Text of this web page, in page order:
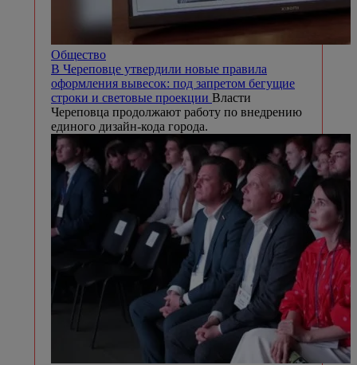
Общество
В Череповце утвердили новые правила
оформления вывесок: под запретом бегущие
строки и световые проекции Власти
Череповца продолжают работу по внедрению
единого дизайн-кода города.